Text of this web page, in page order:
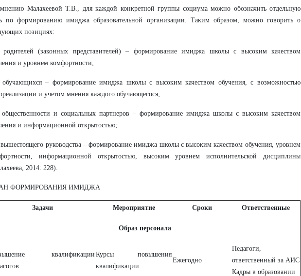
Малахеевой Т.В., для каждой конкретной группы социума можно обозначить отдельную
по формированию имиджа образовательной организации. Таким образом, можно говорить о
позициях:
родителей (законных представителей) – формирование имиджа школы с высоким качеством
и уровнем комфортности;
обучающихся – формирование имиджа школы с высоким качеством обучения, с возможностью
и учетом мнения каждого обучающегося;
общественности и социальных партнеров – формирование имиджа школы с высоким качеством
и информационной открытостью;
руководства – формирование имиджа школы с высоким качеством обучения, уровнем
информационной открытостью, высоким уровнем исполнительской дисциплины
2014: 228).
ФОРМИРОВАНИЯ ИМИДЖА
Задачи Мероприятие Сроки Ответственные
Образ персонала
квалификации Курсы повышения
квалификации
Ежегодно
Педагоги,
ответственный за АИС
Кадры в образовании